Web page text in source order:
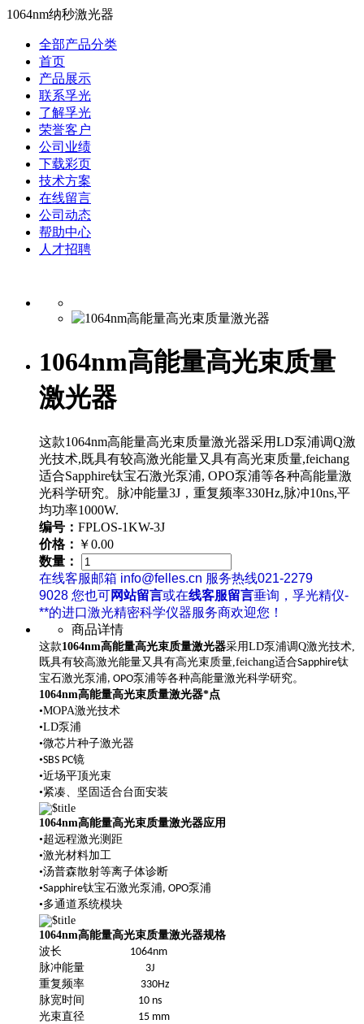
1064nm纳秒激光器
全部产品分类
首页
产品展示
联系孚光
了解孚光
荣誉客户
公司业绩
下载彩页
技术方案
在线留言
公司动态
帮助中心
人才招聘
1064nm高能量高光束质量
激光器
这款1064nm高能量高光束质量激光器采用LD泵浦调Q激
光技术,既具有较高激光能量又具有高光束质量,feichang
适合Sapphire钛宝石激光泵浦, OPO泵浦等各种高能量激
光科学研究。脉冲能量3J，重复频率330Hz,脉冲10ns,平
均功率1000W.
编号： FPLOS-1KW-3J
价格： ￥0.00
数量：
在线客服邮箱 info@felles.cn 服务热线021-2279
9028 您也可网站留言或在线客服留言垂询，孚光精仪-
**的进口激光精密科学仪器服务商欢迎您！
商品详情
这款1064nm高能量高光束质量激光器采用LD泵浦调Q激光技术,
既具有较高激光能量又具有高光束质量,feichang适合Sapphire钛
宝石激光泵浦, OPO泵浦等各种高能量激光科学研究。
1064nm高能量高光束质量激光器*点
•MOPA激光技术
•LD泵浦
•微芯片种子激光器
•SBS PC镜
•近场平顶光束
•紧凑、坚固适合台面安装
1064nm高能量高光束质量激光器应用
•超远程激光测距
•激光材料加工
•汤普森散射等离子体诊断
•Sapphire钛宝石激光泵浦, OPO泵浦
•多通道系统模块
1064nm高能量高光束质量激光器规格
波长 1064nm
脉冲能量 3J
重复频率 330Hz
脉宽时间
10 ns
光束直径 15 mm